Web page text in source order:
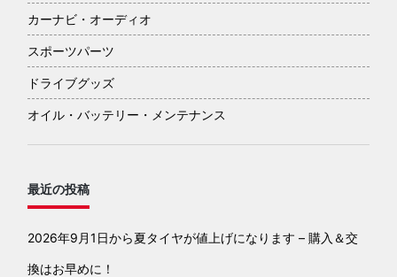
カーナビ・オーディオ
スポーツパーツ
ドライブグッズ
オイル・バッテリー・メンテナンス
最近の投稿
2026年9月1日から夏タイヤが値上げになります – 購入＆交
換はお早めに！